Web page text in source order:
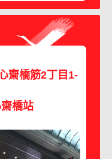
齋橋筋2丁目1-
橋站